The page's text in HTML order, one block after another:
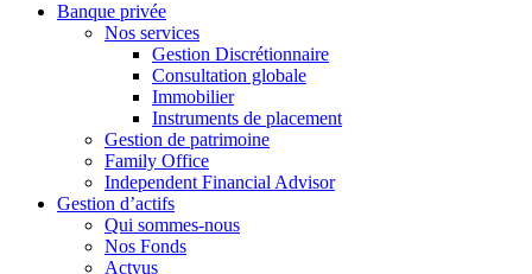
Banque privée
Nos services
Gestion Discrétionnaire
Consultation globale
Immobilier
Instruments de placement
Gestion de patrimoine
Family Office
Independent Financial Advisor
Gestion d’actifs
Qui sommes-nous
Nos Fonds
Actyus